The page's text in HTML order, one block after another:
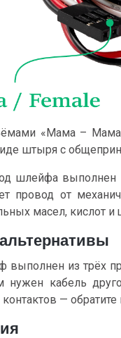
«Мама –
штыря с
шлейфа выполнен
провод от
масел, кислот и
из трёх
нужен кабель
— обратите